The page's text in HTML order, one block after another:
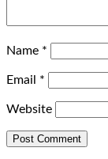
Name *
Email *
Website